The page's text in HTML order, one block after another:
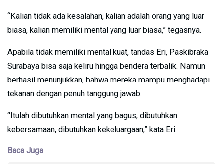
“Kalian tidak ada kesalahan, kalian adalah orang yang luar
biasa, kalian memiliki mental yang luar biasa,” tegasnya.
Apabila tidak memiliki mental kuat, tandas Eri, Paskibraka
Surabaya bisa saja keliru hingga bendera terbalik. Namun
berhasil menunjukkan, bahwa mereka mampu menghadapi
tekanan dengan penuh tanggung jawab.
“Itulah dibutuhkan mental yang bagus, dibutuhkan
kebersamaan, dibutuhkan kekeluargaan,” kata Eri.
Baca Juga